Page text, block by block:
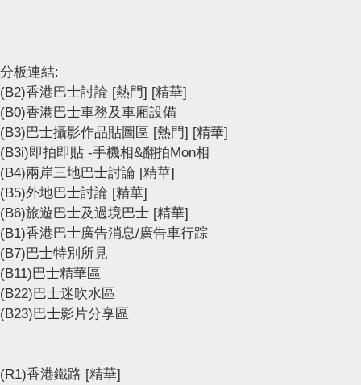
分板連結:
(B2)香港巴士討論 [熱門] [精華]
(B0)香港巴士車務及車廂設備
(B3)巴士攝影作品貼圖區 [熱門] [精華]
(B3i)即拍即貼 -手機相&翻拍Mon相
(B4)兩岸三地巴士討論 [精華]
(B5)外地巴士討論 [精華]
(B6)旅遊巴士及過境巴士 [精華]
(B1)香港巴士廣告消息/廣告車行踪
(B7)巴士特別所見
(B11)巴士精華區
(B22)巴士迷吹水區
(B23)巴士影片分享區
(R1)香港鐵路 [精華]